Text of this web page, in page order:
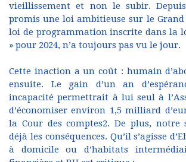
vieillissement et non le subir.
promis une loi ambitieuse sur le Grand
loi de programmation inscrite dans la
» pour 2024, n’a toujours pas vu le jour.
Cette inaction a un coût : humain
ensuite. Le gain d’un an
incapacité permettrait à lui seul à
d’économiser environ 1,5 milliard
la Cour des comptes2. De plus, notre
déjà les conséquences. Qu’il s’agisse
à domicile ou d’habitats